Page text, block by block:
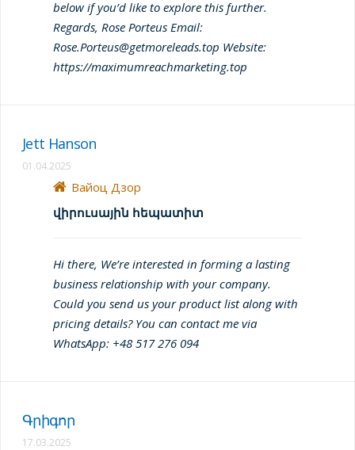
below if you’d like to explore this further.
Regards, Rose Porteus Email:
Rose.Porteus@getmoreleads.top Website:
https://maximumreachmarketing.top
Jett Hanson
01.04.2025
Вайоц Дзор
վիրուսային հեպատիտ
Hi there, We’re interested in forming a lasting
business relationship with your company.
Could you send us your product list along with
pricing details? You can contact me via
WhatsApp: +48 517 276 094
Գրիգոր
17.03.2025